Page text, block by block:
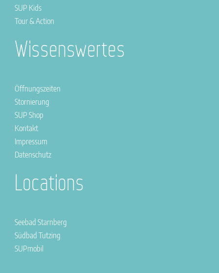
SUP Kids
Tour & Action
Wissenswertes
Öffnungszeiten
Stornierung
SUP Shop
Kontakt
Impressum
Datenschutz
Locations
Seebad Starnberg
Südbad Tutzing
SUPmobil